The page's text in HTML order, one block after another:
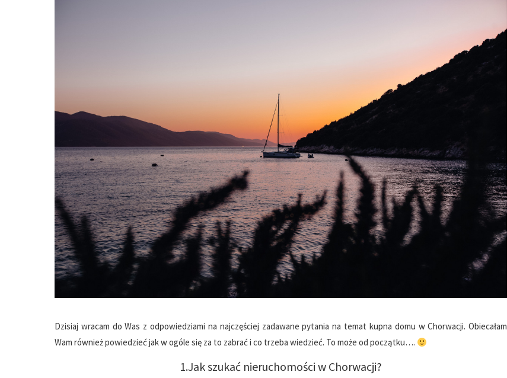
Dzisiaj wracam do Was z odpowiedziami na najczęściej zadawane pytania na temat kupna domu w Chorwacji. Obiecałam
Wam również powiedzieć jak w ogóle się za to zabrać i co trzeba wiedzieć. To może od początku….
1.Jak szukać nieruchomości w Chorwacji?